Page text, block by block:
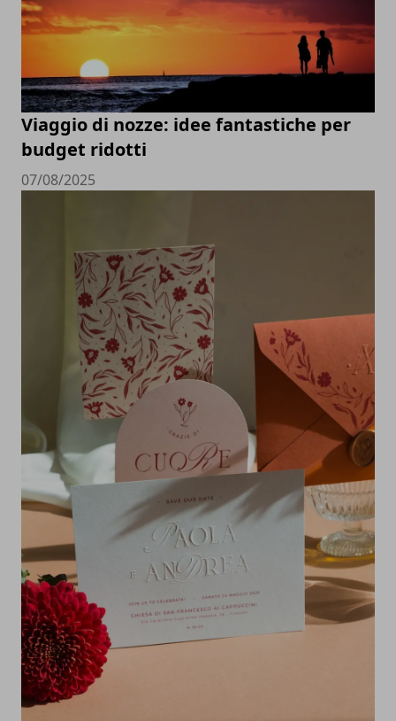
Viaggio di nozze: idee fantastiche per
budget ridotti
07/08/2025